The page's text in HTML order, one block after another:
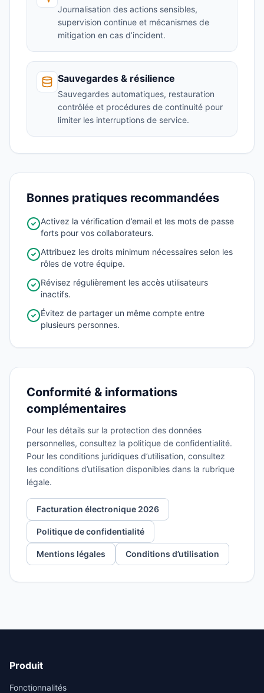
Journalisation des actions sensibles,
supervision continue et mécanismes de
mitigation en cas d’incident.
Sauvegardes & résilience
Sauvegardes automatiques, restauration
contrôlée et procédures de continuité pour
limiter les interruptions de service.
Bonnes pratiques recommandées
Activez la vérification d’email et les mots de passe
forts pour vos collaborateurs.
Attribuez les droits minimum nécessaires selon les
rôles de votre équipe.
Révisez régulièrement les accès utilisateurs
inactifs.
Évitez de partager un même compte entre
plusieurs personnes.
Conformité & informations
complémentaires
Pour les détails sur la protection des données
personnelles, consultez la politique de confidentialité.
Pour les conditions juridiques d’utilisation, consultez
les conditions d’utilisation disponibles dans la rubrique
légale.
Facturation électronique 2026
Politique de confidentialité
Mentions légales Conditions d’utilisation
Produit
Fonctionnalités